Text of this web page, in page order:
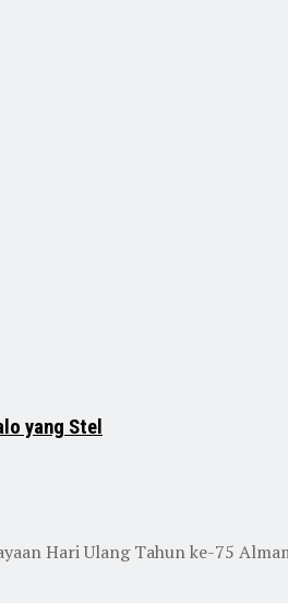
yang Stel
Hari Ulang Tahun ke-75